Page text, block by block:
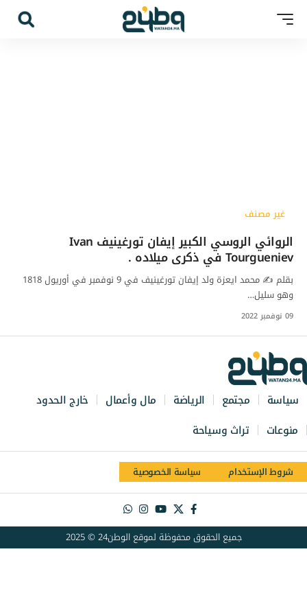
غير مصنف
الروائي الروسي الكبير إيفان تورغينيف Ivan
Tourgueniev في ذكرى ميلاده .
بقلم ✍️ محمد ايعزة ولد إيفان تورغينيف في 9 نوفمبر في أوريول 1818
وهو سليل…
09 نوفمبر 2022
سياسة مجتمع الرياضة مال وأعمال
خارج الحدود
منوعات
تراث وسياحة
شروط الإستخدام سياسة الخصوصية
جميع الحقوق محفوظة لموقع الوطن24 © 2025